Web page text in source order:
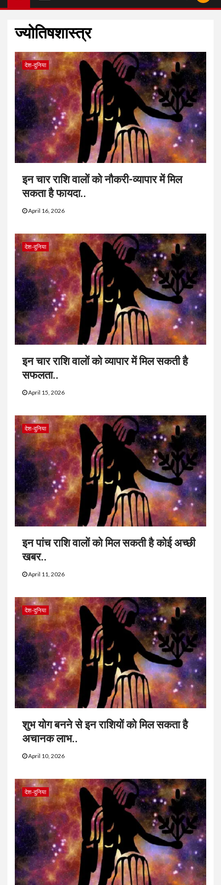
ज्योतिषशास्त्र
देश-दुनिया
इन चार राशि वालों को नौकरी-व्यापार में मिल
सकता है फायदा..
April 16, 2026
देश-दुनिया
इन चार राशि वालों को व्यापार में मिल सकती है
सफलता..
April 15, 2026
देश-दुनिया
इन पांच राशि वालों को मिल सकती है कोई अच्छी
खबर..
April 11, 2026
देश-दुनिया
शुभ योग बनने से इन राशियों को मिल सकता है
अचानक लाभ..
April 10, 2026
देश-दुनिया